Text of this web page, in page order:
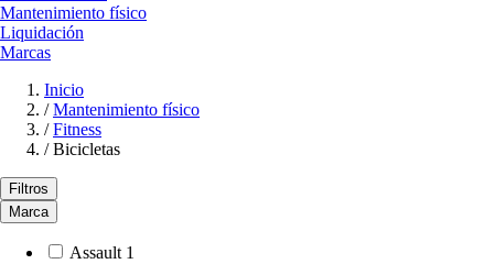
Mantenimiento físico
Liquidación
Marcas
Inicio
/ Mantenimiento físico
/ Fitness
/ Bicicletas
Filtros
Marca
Assault 1